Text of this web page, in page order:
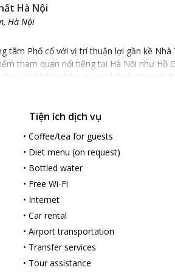
Hà Nội
Hà Nội
tâm Phố cổ với vị trí thuận lợi gần kề Nhà
tham quan nổi tiếng tại Hà Nội như Hồ
quý khách thăm quan phố phường Hà
thăm quan. Với thiết kế đơn giản, nhẹ
viên phục vụ chu đáo thân thiện cho bạn
quốc tế, từ khách sạn bạn có thể nghe
sạn có thể nhìn bao quát toàn bộ khu phố
tại thủ đô.
cấp tiện nghi, với sự kết hợp hài hòa
du khách khi nghỉ ngơi tại đây.
hệ thống đèn chiếu sáng, rèm cửa sang
Tiện ích dịch vụ
• Coffee/tea for guests
• Diet menu (on request)
• Bottled water
• Free Wi-Fi
• Internet
• Car rental
• Airport transportation
• Transfer services
• Tour assistance